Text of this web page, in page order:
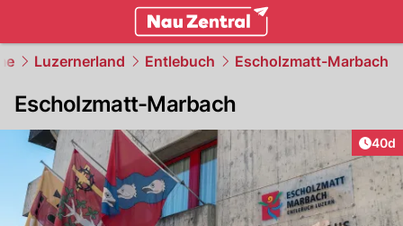
Luzernerland Entlebuch Escholzmatt-Marbach
Escholzmatt-Marbach
40d